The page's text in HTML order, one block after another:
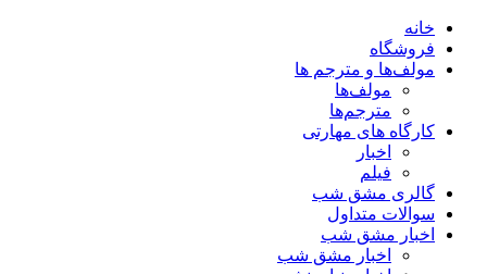
خانه
فروشگاه
مولف‌ها و مترجم ها
مولف‌ها
مترجم‌ها
کارگاه های مهارتی
اخبار
فیلم
گالری مشق شب
سوالات متداول
اخبار مشق شب
اخبار مشق شب